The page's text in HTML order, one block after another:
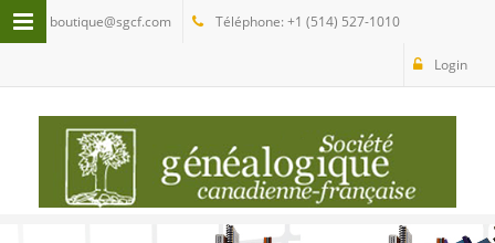
boutique@sgcf.com Téléphone: +1 (514) 527-1010
Login